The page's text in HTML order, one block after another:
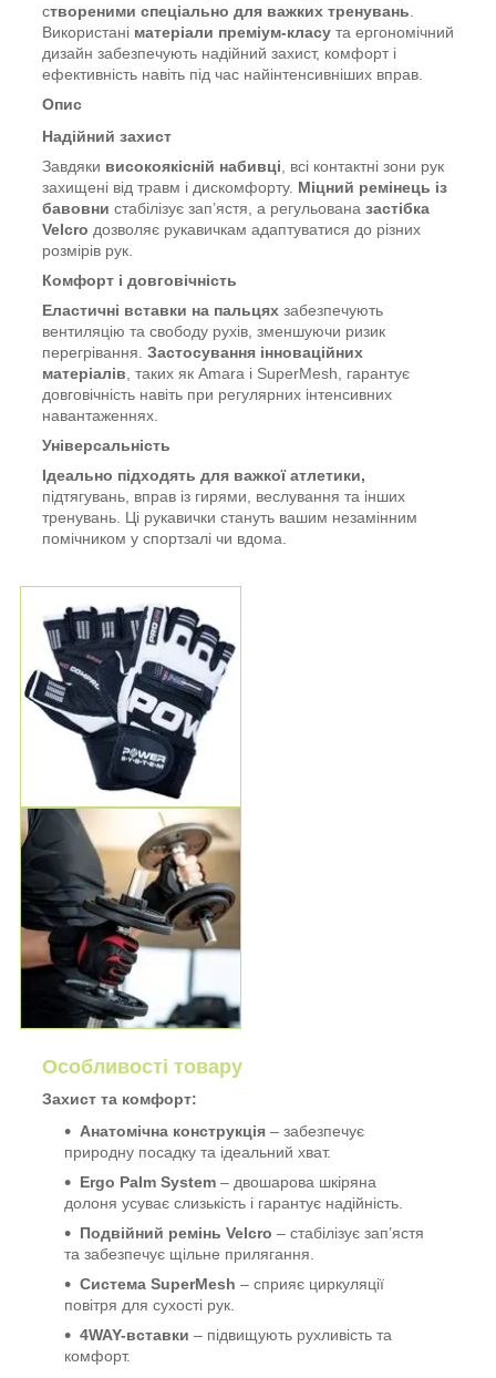
створеними спеціально для важких тренувань
Використані матеріали преміум-класу та ергономічний
дизайн забезпечують надійний захист, комфорт і
ефективність навіть під час найінтенсивніших вправ.
Опис
Надійний захист
Завдяки високоякісній набивці , всі контактні зони рук
захищені від травм і дискомфорту. Міцний ремінець із
бавовни стабілізує зап’ястя, а регульована застібка
Velcro дозволяє рукавичкам адаптуватися до різних
розмірів рук.
Комфорт і довговічність
Еластичні вставки на пальцях забезпечують
вентиляцію та свободу рухів, зменшуючи ризик
перегрівання. Застосування інноваційних
матеріалів , таких як Amara і SuperMesh, гарантує
довговічність навіть при регулярних інтенсивних
навантаженнях.
Універсальність
Ідеально підходять для важкої атлетики,
підтягувань, вправ із гирями, веслування та інших
тренувань. Ці рукавички стануть вашим незамінним
помічником у спортзалі чи вдома.
Особливості товару
Захист та комфорт:
Анатомічна конструкція – забезпечує
природну посадку та ідеальний хват.
Ergo Palm System – двошарова шкіряна
долоня усуває слизькість і гарантує надійність.
Подвійний ремінь Velcro – стабілізує зап’ястя
та забезпечує щільне прилягання.
Система SuperMesh – сприяє циркуляції
повітря для сухості рук.
4WAY-вставки – підвищують рухливість та
комфорт.